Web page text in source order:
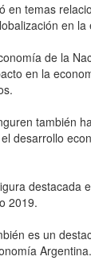
en temas
en
de la
en la
también
desarrollo
2019.
es un
Argentina.